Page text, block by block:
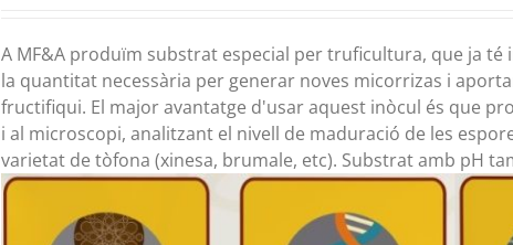
16,00€
a
20,00€
A MF&A produïm substrat especial per truficultura, que ja
la quantitat necessària per generar noves micorrizas i
fructifiqui. El major avantatge d'usar aquest inòcul és que
i al microscopi, analitzant el nivell de maduració de les
varietat de tòfona (xinesa, brumale, etc). Substrat amb pH